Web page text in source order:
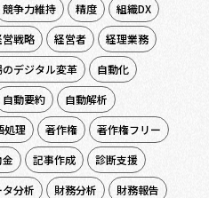
競争力維持 精度
組織DX
営戦略 経営者
経理業務
デジタル変革
自動化
自動要約
自動解析
処理 著作権
著作権フリー
記事作成
診断支援
分析 財務分析
財務報告